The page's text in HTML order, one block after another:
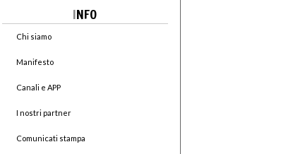
INFO
Chi siamo
Manifesto
Canali e APP
I nostri partner
Comunicati stampa